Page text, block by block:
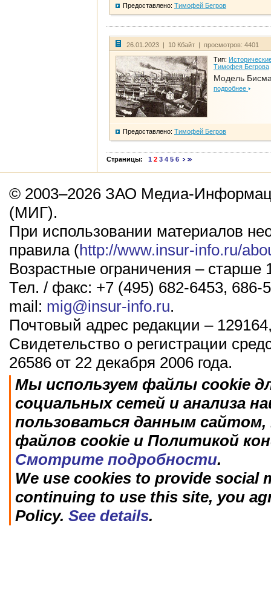
Предоставлено: Тимофей Бегров
26.01.2023 | 10 Кбайт | просмотров: 4401
Тип:
Тимофея Бегрова
Модель
подробнее
Предоставлено: Тимофей Бегров
Страницы: 1 2 3 4 5 6
© 2003–2026 ЗАО Медиа-
(МИГ).
При использовании материалов
правила (http://www.insur-info.ru/
Возрастные ограничения – старше
Тел. / факс: +7 (495) 682-6453, 686-
mail: mig@insur-info.ru.
Почтовый адрес редакции –
Свидетельство о регистрации
26586 от 22 декабря 2006 года.
Мы используем файлы cookie
социальных сетей и анализа
пользоваться данным
файлов cookie и Политикой
Смотрите подробности.
We use cookies to provide social
continuing to use this site, you
Policy. See details.